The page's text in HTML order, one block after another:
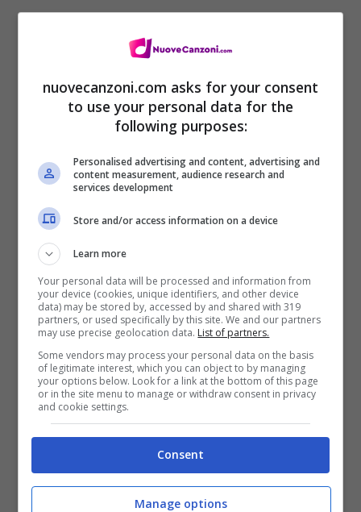
Tracklist E’ Così Che Gira Il Mondo – Sal
Da Vinci
Fin Dove C’è Vita
Ieri Come Adesso
Il Tempo Vola (featuring Maurizio
Solieri)
Cose
Come Il Mare
nuovecanzoni.com asks for your consent
to use your personal data for the
following purposes:
Personalised advertising and content, advertising and
content measurement, audience research and
services development
Store and/or access information on a device
Learn more
Your personal data will be processed and information from
your device (cookies, unique identifiers, and other device
data) may be stored by, accessed by and shared with 319
partners, or used specifically by this site. We and our partners
may use precise geolocation data. List of partners.
Some vendors may process your personal data on the basis
of legitimate interest, which you can object to by managing
your options below. Look for a link at the bottom of this page
or in the site menu to manage or withdraw consent in privacy
and cookie settings.
Consent
Manage options